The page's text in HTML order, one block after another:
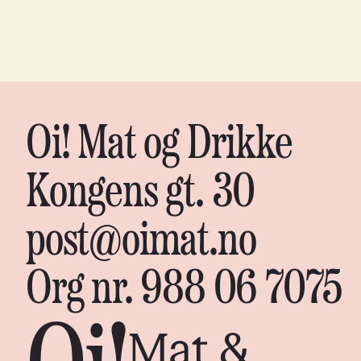
Oi! Mat og Drikke
Kongens gt. 30
post@oimat.no
Org nr. 988 06 7075